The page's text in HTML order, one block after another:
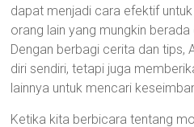
dapat menjadi cara efektif
orang lain yang mungkin
Dengan berbagi cerita dan tips,
diri sendiri, tetapi juga
lainnya untuk mencari
Ketika kita berbicara tentang